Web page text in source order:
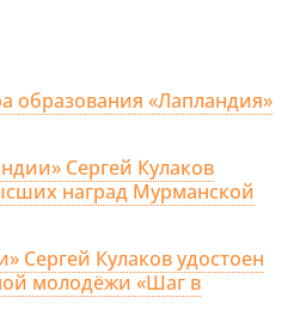
образования «Лапландия»
Сергей Кулаков
наград Мурманской
Сергей Кулаков удостоен
молодёжи «Шаг в